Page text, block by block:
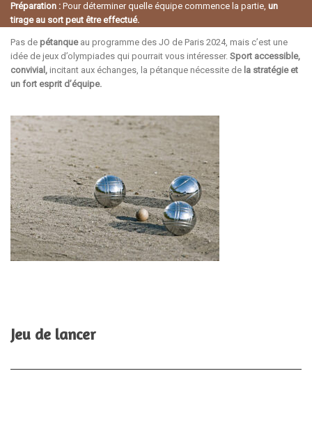
Préparation : Pour déterminer quelle équipe commence la partie, un
tirage au sort peut être effectué.
Pas de pétanqueau programme des JO de Paris 2024, mais c’est une
idée de jeux d’olympiades qui pourrait vous intéresser. Sport accessible,
convivial, incitant aux échanges, la pétanque nécessite de la stratégie et
un fort esprit d’équipe.
Jeu de lancer